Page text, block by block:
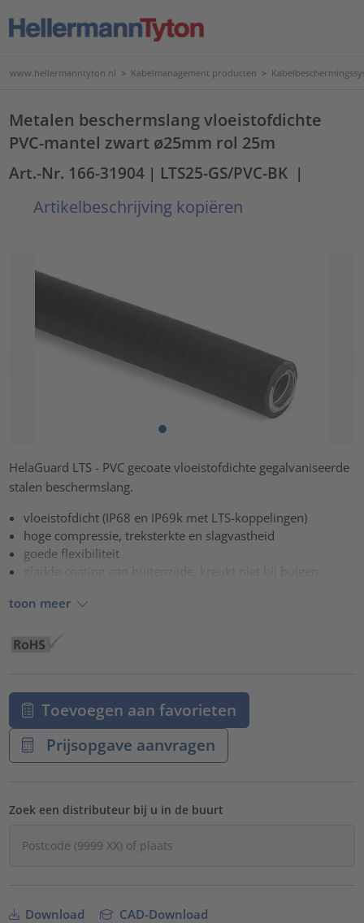
www.hellermanntyton.nl > Kabelmanagement producten >
Metalen beschermslang vloeistofdichte
PVC-mantel zwart ø25mm rol 25m
Art.-Nr. 166-31904 | LTS25-GS/PVC-BK |
Artikelbeschrijving kopiëren
HelaGuard LTS - PVC gecoate vloeistofdichte gegalvaniseerde
stalen beschermslang.
vloeistofdicht (IP68 en IP69k met LTS-koppelingen)
hoge compressie, treksterkte en slagvastheid
goede flexibiliteit
toon meer
Toevoegen aan favorieten
Prijsopgave aanvragen
Zoek een distributeur bij u in de buurt
Download CAD-Download